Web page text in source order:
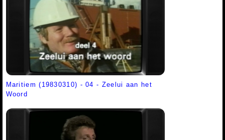
Maritiem (19830310) - 04 - Zeelui aan het
Woord